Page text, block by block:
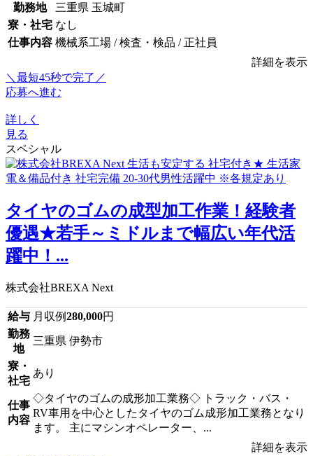
勤務地
三重県 玉城町
寮・社宅 なし
仕事内容 機械系工場 / 検査・検品 / 正社員
詳細を表示
＼最短45秒で完了／
応募へ進む
詳しく
見る
スペシャル
タイヤのゴムの成型加工作業！経験者
優遇★若手～ミドルまで幅広い年代活
躍中！...
株式会社BREXA Next
給与 月収例280,000円
勤務
地
三重県 伊勢市
寮・
社宅
あり
仕事
内容
◇タイヤのゴムの成形加工業務◇ トラック・バス・
RV車用を中心としたタイヤのゴム成形加工業務となり
ます。 主にマシンオペレーター、...
詳細を表示